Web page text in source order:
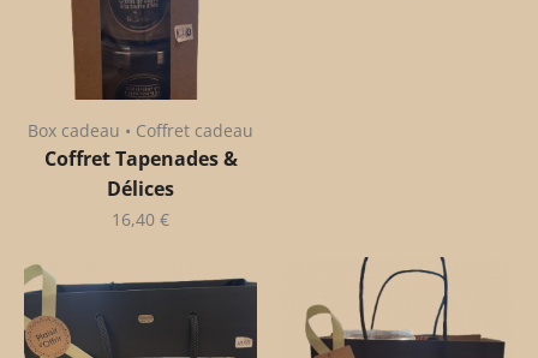
Box cadeau • Coffret cadeau
Coffret Tapenades &
Délices
16,40 €